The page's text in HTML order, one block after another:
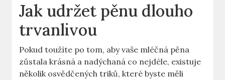
Jak ‍udržet pěnu dlouho⁢
trvanlivou
Pokud toužíte po tom, aby vaše mléčná pěna
‌zůstala krásná a nadýchaná co nejdéle, existuje​
několik osvědčených triků, které byste⁢ měli